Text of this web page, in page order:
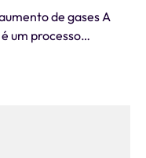
de gases A
um processo
intensificar
q